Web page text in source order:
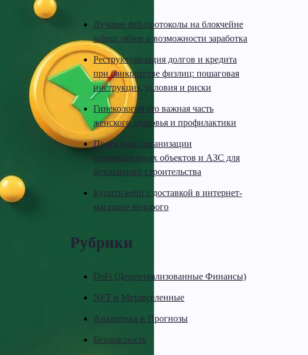
Лучшие defi-протоколы на блокчейне
solana: обзор и возможности заработка
Реструктуризация долгов и кредита
при банкротстве физлиц: пошаговая
инструкция, условия и риски
Гинекология это важная часть
женского здоровья и профилактики
Проектные организации
промышленных объектов и АЗС для
безопасного строительства
Купить вейп с доставкой в интернет-
магазине недорого
Рубрики
DeFi (Децентрализованные Финансы)
NFT и Метавселенные
Аналитика и Прогнозы
Безопасность